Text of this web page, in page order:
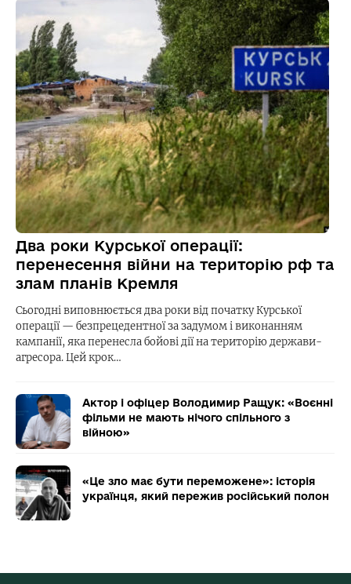
Два роки Курської операції:
перенесення війни на територію рф та
злам планів Кремля
Сьогодні виповнюється два роки від початку Курської
операції — безпрецедентної за задумом і виконанням
кампанії, яка перенесла бойові дії на територію держави-
агресора. Цей крок…
Актор і офіцер Володимир Ращук: «Воєнні
фільми не мають нічого спільного з
війною»
«Це зло має бути переможене»: історія
українця, який пережив російський полон